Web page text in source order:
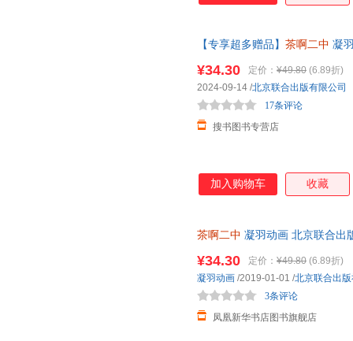
【专享超多赠品】 茶啊二中 凝
180亿+的茶啊二中全新漫画作
¥34.30 定价： ¥49.80 (6.89折)
搜书图书专营店
17条评论
2024-09-14 /北京联合出版有限公司
加入购物车 收藏
茶啊二中 凝羽动画 北京联合出
¥34.30 定价： ¥49.80 (6.89折)
凤凰新华书店图书旗舰店
3条评论
凝羽动画 /2019-01-01 /北京联合出